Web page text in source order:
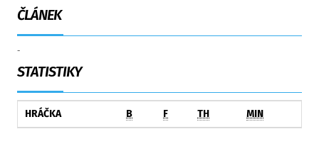
ČLÁNEK
-
STATISTIKY
HRÁČKA B F TH MIN